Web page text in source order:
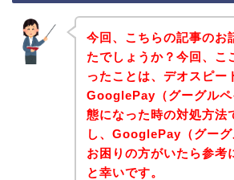
今回、こちらの記事のお
たでしょうか？今回、こ
ったことは、デオスピー
GooglePay（グーグル
態になった時の対処方法
し、GooglePay（グー
お困りの方がいたら参考
と幸いです。